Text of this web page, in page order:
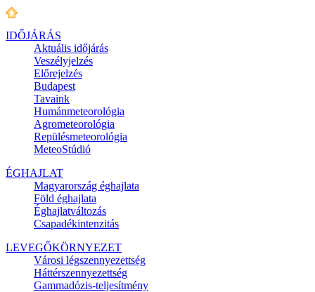
IDŐJÁRÁS
Aktuális időjárás
Veszélyjelzés
Előrejelzés
Budapest
Tavaink
Humánmeteorológia
Agrometeorológia
Repülésmeteorológia
MeteoStúdió
ÉGHAJLAT
Magyarország éghajlata
Föld éghajlata
Éghajlatváltozás
Csapadékintenzitás
LEVEGŐKÖRNYEZET
Városi légszennyezettség
Háttérszennyezettség
Gammadózis-teljesítmény